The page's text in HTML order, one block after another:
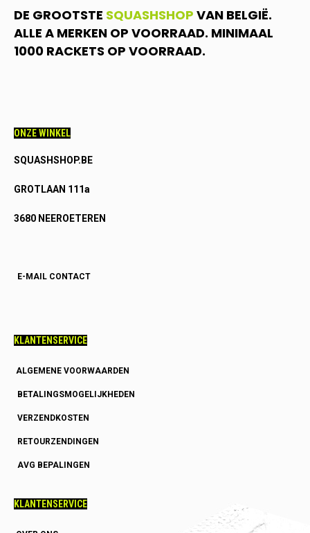
DE GROOTSTE SQUASHSHOP VAN BELGIË.
ALLE A MERKEN OP VOORRAAD. MINIMAAL
1000 RACKETS OP VOORRAAD.
ONZE WINKEL
SQUASHSHOP.BE
GROTLAAN 111a
3680 NEEROETEREN
E-MAIL CONTACT
KLANTENSERVICE
ALGEMENE VOORWAARDEN
BETALINGSMOGELIJKHEDEN
VERZENDKOSTEN
RETOURZENDINGEN
AVG BEPALINGEN
KLANTENSERVICE